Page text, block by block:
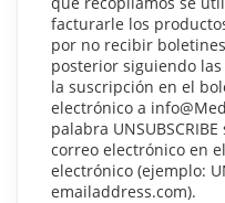
facturarle los
por no recibir
posterior siguiendo
la suscripción en el
electrónico a
palabra
correo electrónico en
electrónico (ejemplo:
emailaddress.com).